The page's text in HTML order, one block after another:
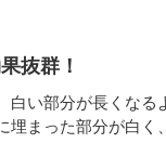
抜群！
白い部分が長くなる
埋まった部分が白く